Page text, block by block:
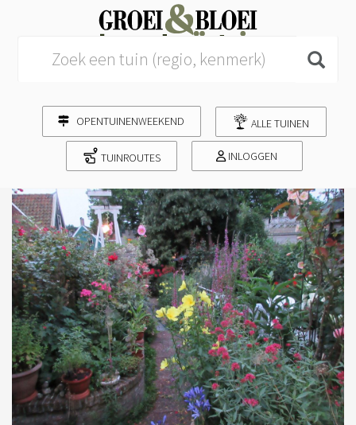
OPENTUINENWEEKEND ALLE TUINEN
TUINROUTES INLOGGEN